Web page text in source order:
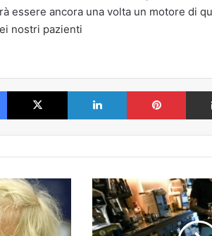
essere ancora una volta un motore di
nostri pazienti
Facebook X LinkedIn
L'ultimo
allarme/Falsi
Green
pass,